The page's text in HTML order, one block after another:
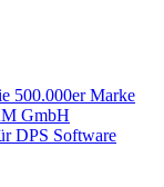
500.000er Marke
GmbH
DPS Software